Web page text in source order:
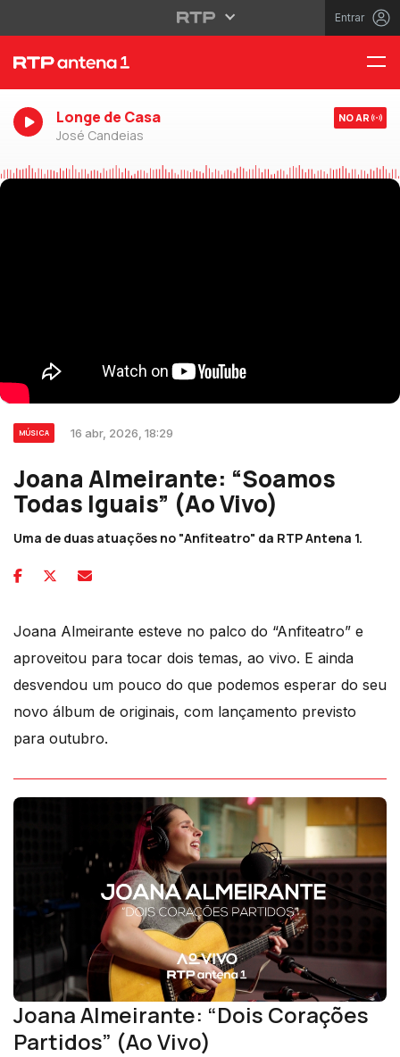
Entrar
Longe de Casa
José Candeias
NO AR
MÚSICA 16 abr, 2026, 18:29
Joana Almeirante: “Soamos
Todas Iguais” (Ao Vivo)
Uma de duas atuações no "Anfiteatro" da RTP Antena 1.
Joana Almeirante esteve no palco do “Anfiteatro” e
aproveitou para tocar dois temas, ao vivo. E ainda
desvendou um pouco do que podemos esperar do seu
novo álbum de originais, com lançamento previsto
para outubro.
Joana Almeirante: “Dois Corações
Partidos” (Ao Vivo)